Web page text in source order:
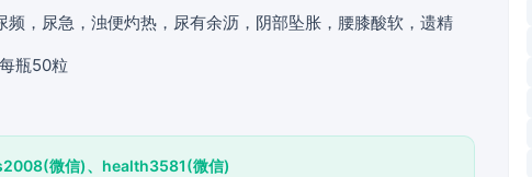
频，尿急，浊便灼热，尿有余沥，阴部坠胀，腰膝酸软，遗精
瓶50粒
微信)、health3581(微信)